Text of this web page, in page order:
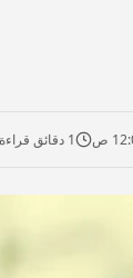
1 دقائق قراءة